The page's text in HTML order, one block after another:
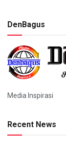
DenBagus
Media Inspirasi
Recent News